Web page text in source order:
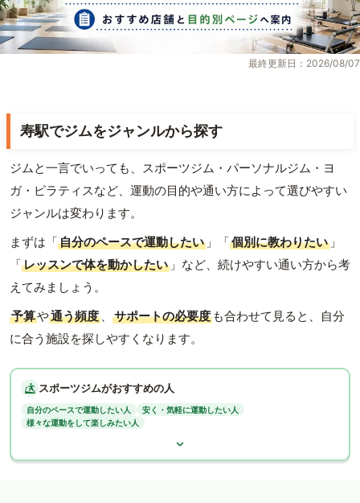
最終更新日：2026/08/07
寿駅でジムをジャンルから探す
ジムと一言でいっても、スポーツジム・パーソナルジム・ヨ
ガ・ピラティスなど、運動の目的や通い方によって選びやすい
ジャンルは変わります。
まずは「自分のペースで運動したい 」「個別に教わりたい 」
「レッスンで体を動かしたい 」など、続けやすい通い方から考
えてみましょう。
予算や通う頻度 、 サポートの必要度 も合わせて見ると、自分
に合う施設を探しやすくなります。
スポーツジムがおすすめの人
自分のペースで運動したい人
安く・気軽に運動したい人
様々な運動をして楽しみたい人